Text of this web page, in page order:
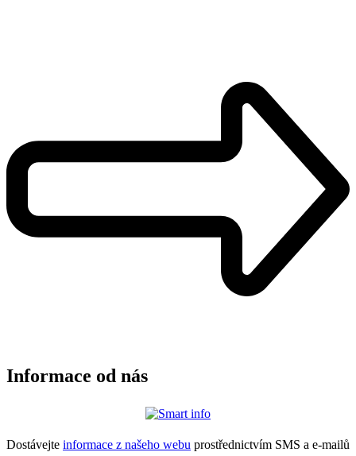
Informace od nás
Dostávejte informace z našeho webu prostřednictvím SMS a e-mailů